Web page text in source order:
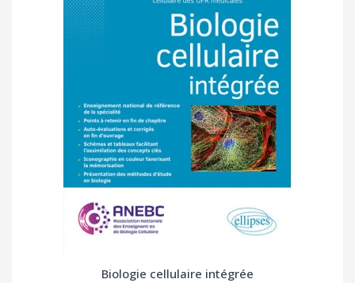
Biologie cellulaire intégrée